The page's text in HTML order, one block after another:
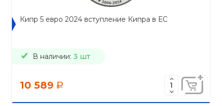
Кипр 5 евро 2024 вступление Кипра в ЕС
В наличии: 3 шт
10 589 a